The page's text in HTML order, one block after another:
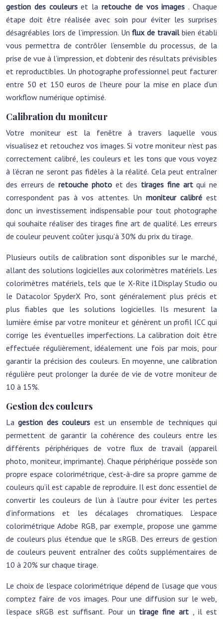
gestion des couleurset laretouche de vos images. Chaque
étape doit être réalisée avec soin pour éviter les surprises
désagréables lors de l’impression. Unflux de travailbien établi
vous permettra de contrôler l’ensemble du processus, de la
prise de vue à l’impression, et d’obtenir des résultats prévisibles
et reproductibles. Un photographe professionnel peut facturer
entre 50 et 150 euros de l’heure pour la mise en place d’un
workflow numérique optimisé.
Calibration du moniteur
Votre moniteur est la fenêtre à travers laquelle vous
visualisez et retouchez vos images. Si votre moniteur n’est pas
correctement calibré, les couleurs et les tons que vous voyez
à l’écran ne seront pas fidèles à la réalité. Cela peut entraîner
des erreurs deretouche photo et des tirages fine artqui ne
correspondent pas à vos attentes. Un moniteur calibré est
donc un investissement indispensable pour tout photographe
qui souhaite réaliser des tirages fine art de qualité. Les erreurs
de couleur peuvent coûter jusqu’à 30% du prix du tirage.
Plusieurs outils de calibration sont disponibles sur le marché,
allant des solutions logicielles aux colorimètres matériels. Les
colorimètres matériels, tels que le X-Rite i1Display Studio ou
le Datacolor SpyderX Pro, sont généralement plus précis et
plus fiables que les solutions logicielles. Ils mesurent la
lumière émise par votre moniteur et génèrent un profil ICC qui
corrige les éventuelles imperfections. La calibration doit être
effectuée régulièrement, idéalement une fois par mois, pour
garantir la précision des couleurs. En moyenne, une calibration
régulière peut prolonger la durée de vie de votre moniteur de
10 à 15%.
Gestion des couleurs
Lagestion des couleurs est un ensemble de techniques qui
permettent de garantir la cohérence des couleurs entre les
différents périphériques de votre flux de travail (appareil
photo, moniteur, imprimante). Chaque périphérique possède son
propre espace colorimétrique, c’est-à-dire sa propre gamme de
couleurs qu’il est capable de reproduire. Il est donc essentiel de
convertir les couleurs de l’un à l’autre pour éviter les pertes
d’informations et les décalages chromatiques. L’espace
colorimétrique Adobe RGB, par exemple, propose une gamme
de couleurs plus étendue que le sRGB. Des erreurs de gestion
de couleurs peuvent entraîner des coûts supplémentaires de
10 à 20% sur chaque tirage.
Le choix de l’espace colorimétrique dépend de l’usage que vous
comptez faire de vos images. Pour une diffusion sur le web,
l’espace sRGB est suffisant. Pour un tirage fine art , il est